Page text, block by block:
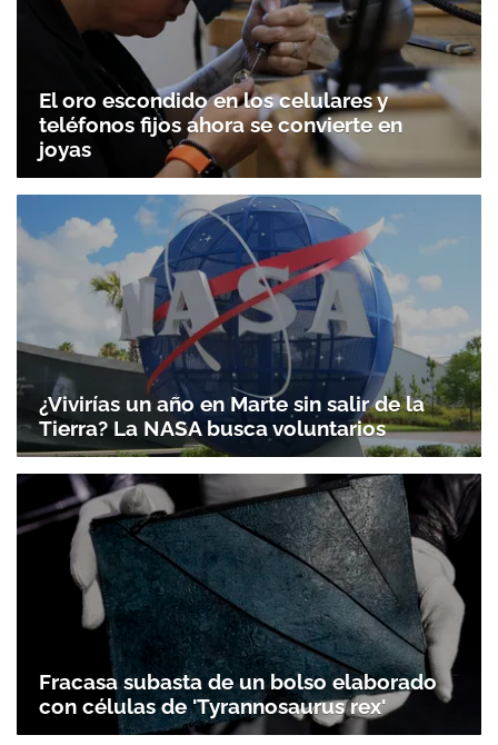
El oro escondido en los celulares y
teléfonos fijos ahora se convierte en
joyas
¿Vivirías un año en Marte sin salir de la
Tierra? La NASA busca voluntarios
Fracasa subasta de un bolso elaborado
con células de 'Tyrannosaurus rex'